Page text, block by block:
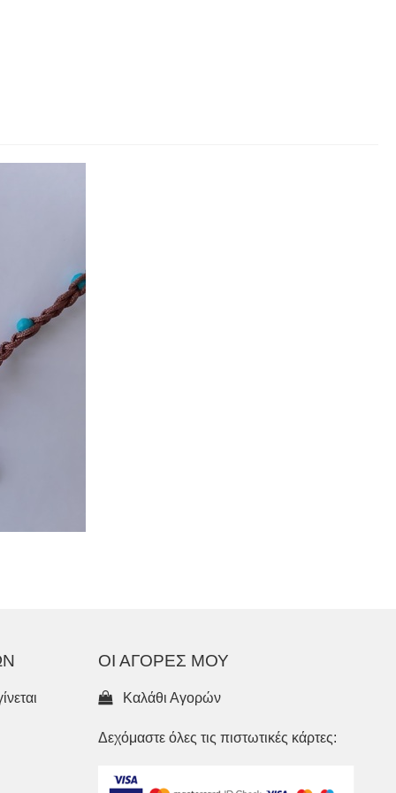
ΟΙ ΑΓΟΡΕΣ ΜΟΥ
Καλάθι Αγορών
Δεχόμαστε όλες τις πιστωτικές κάρτες: